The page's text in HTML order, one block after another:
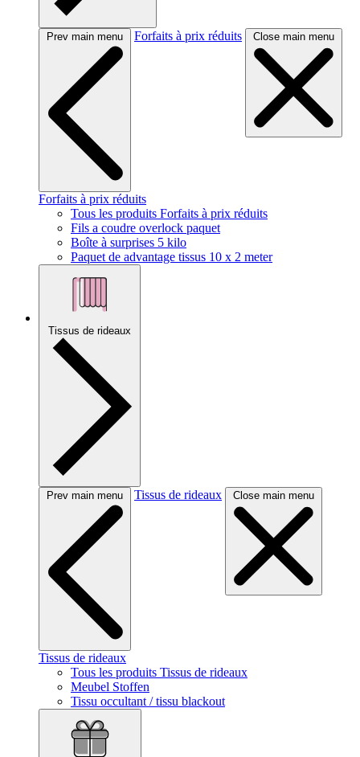
Prev main menu Forfaits à prix réduits Close main menu
Forfaits à prix réduits
Tous les produits Forfaits à prix réduits
Fils a coudre overlock paquet
Boîte à surprises 5 kilo
Paquet de advantage tissus 10 x 2 meter
Tissus de rideaux
Prev main menu Tissus de rideaux Close main menu
Tissus de rideaux
Tous les produits Tissus de rideaux
Meubel Stoffen
Tissu occultant / tissu blackout